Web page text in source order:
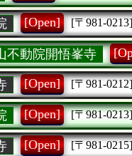
[Open] [〒981-0213]
不動院開悟峯寺
[Open] [〒981-0212]
[Open] [〒981-0213]
[Open] [〒981-0215]